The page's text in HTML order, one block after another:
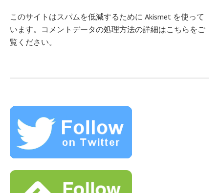
このサイトはスパムを低減するために Akismet を使って
います。 コメントデータの処理方法の詳細はこちらをご
覧ください。